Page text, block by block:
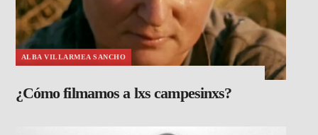
ALBA VILLARMEA SANCHO
¿Cómo filmamos a lxs campesinxs?